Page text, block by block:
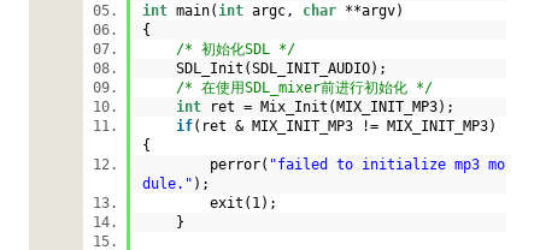
int main(int argc, char **argv)
{
/* 初始化SDL */
SDL_Init(SDL_INIT_AUDIO);
/* 在使用SDL_mixer前进行初始化 */
int ret = Mix_Init(MIX_INIT_MP3);
if(ret & MIX_INIT_MP3 != MIX_INIT_MP3)
{
perror( "failed to initialize mp3 mo
dule." );
exit(1);
}